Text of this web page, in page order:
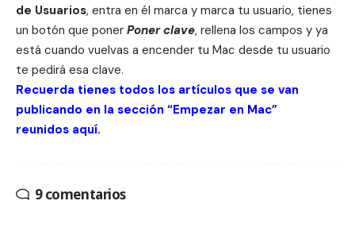
de Usuarios, entra en él marca y marca tu usuario, tienes
un botón que poner Poner clave, rellena los campos y ya
está cuando vuelvas a encender tu Mac desde tu usuario
te pedirá esa clave.
Recuerda tienes todos los artículos que se van
publicando en la sección “Empezar en Mac”
reunidos aquí.
9 comentarios